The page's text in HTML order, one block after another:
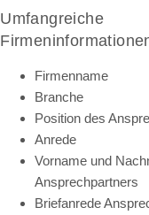
Umfangreiche
Firmenname
Branche
Position des
Anrede
Vorname und
Ansprechpartners
Briefanrede